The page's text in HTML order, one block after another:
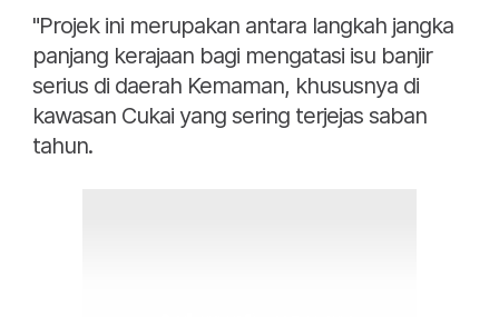
"Projek ini merupakan antara langkah jangka
panjang kerajaan bagi mengatasi isu banjir
serius di daerah Kemaman, khususnya di
kawasan Cukai yang sering terjejas saban
tahun.